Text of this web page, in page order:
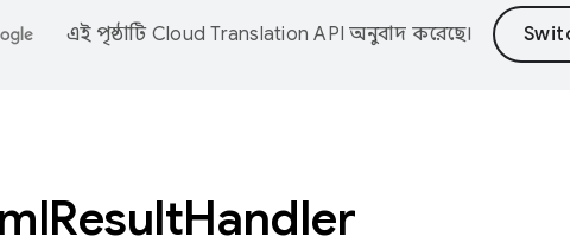
এই পৃষ্ঠাটি Cloud Translation API অনুবাদ করেছে।
ResultHandler